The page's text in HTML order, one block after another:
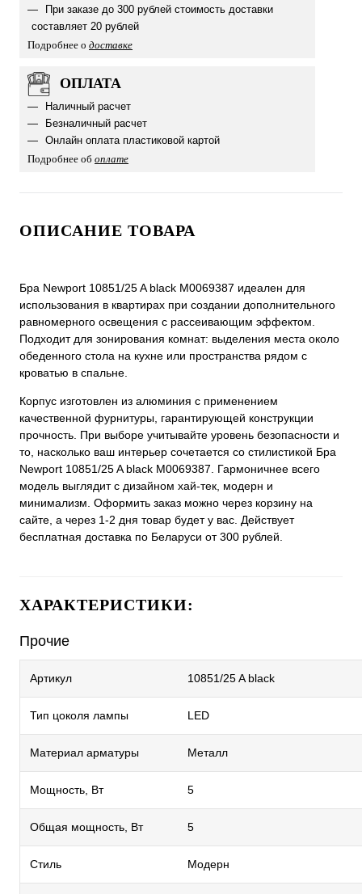
При заказе до 300 рублей стоимость доставки
составляет 20 рублей
Подробнее о доставке
ОПЛАТА
Наличный расчет
Безналичный расчет
Онлайн оплата пластиковой картой
Подробнее об оплате
ОПИСАНИЕ ТОВАРА
Бра Newport 10851/25 A black М0069387 идеален для
использования в квартирах при создании дополнительного
равномерного освещения с рассеивающим эффектом.
Подходит для зонирования комнат: выделения места около
обеденного стола на кухне или пространства рядом с
кроватью в спальне.
Корпус изготовлен из алюминия с применением
качественной фурнитуры, гарантирующей конструкции
прочность. При выборе учитывайте уровень безопасности и
то, насколько ваш интерьер сочетается со стилистикой Бра
Newport 10851/25 A black М0069387. Гармоничнее всего
модель выглядит с дизайном хай-тек, модерн и
минимализм. Оформить заказ можно через корзину на
сайте, а через 1-2 дня товар будет у вас. Действует
бесплатная доставка по Беларуси от 300 рублей.
ХАРАКТЕРИСТИКИ:
Прочие
Артикул 10851/25 A black
Тип цоколя лампы LED
Материал арматуры Металл
Мощность, Вт 5
Общая мощность, Вт 5
Стиль Модерн